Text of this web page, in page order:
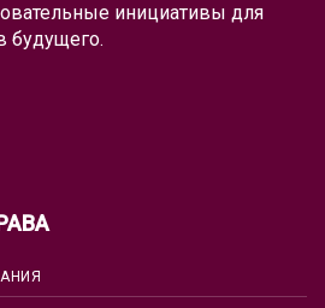
инициативы для
будущего.